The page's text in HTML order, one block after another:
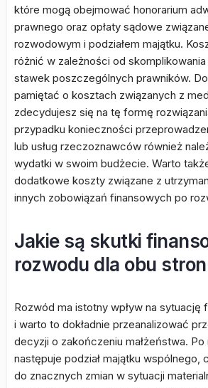
które mogą obejmować honorarium
prawnego oraz opłaty sądowe
rozwodowym i podziałem majątku.
różnić w zależności od
stawek poszczególnych prawników.
pamiętać o kosztach związanych z
zdecydujesz się na tę formę
przypadku konieczności
lub usług rzeczoznawców również
wydatki w swoim budżecie. Warto
dodatkowe koszty związane z
innych zobowiązań finansowych po
Jakie są skutki
rozwodu dla obu stron
Rozwód ma istotny wpływ na sytuację
i warto to dokładnie przeanalizować
decyzji o zakończeniu małżeństwa.
następuje podział majątku wspólnego,
do znacznych zmian w sytuacji